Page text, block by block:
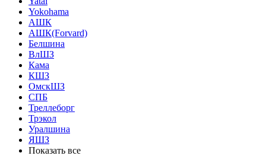
Yokohama
АШК
АШК(Forvard)
Белшина
ВлШЗ
Кама
КШЗ
ОмскШЗ
СПБ
Треллеборг
Трэкол
Уралшина
ЯШЗ
Показать все